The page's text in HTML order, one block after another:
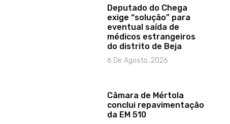
Deputado do Chega
exige “solução” para
eventual saída de
médicos estrangeiros
do distrito de Beja
6 De Agosto, 2026
Câmara de Mértola
conclui repavimentação
da EM 510